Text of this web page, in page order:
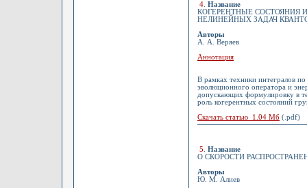
4 Название
КОГЕРЕНТНЫЕ СОСТОЯНИЯ
НЕЛИНЕЙНЫХ ЗАДАЧ
Авторы
А. А. Веряев
Аннотация
В рамках техники интегралов
эволюционного оператора и
допускающих формулировку в
роль когерентных состояний
Скачать статью 1.04 Мб (.pdf)
5
Название
О СКОРОСТИ
Авторы
Ю. М. Алиев